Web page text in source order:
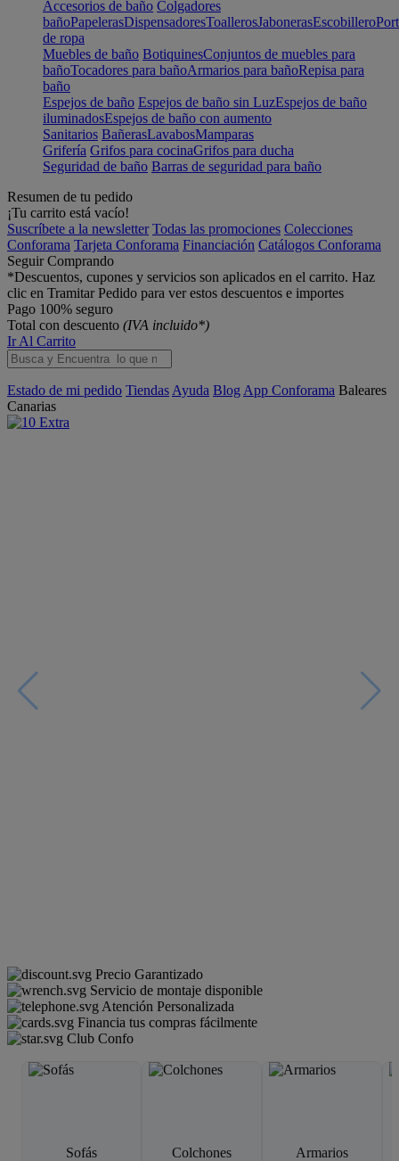
Accesorios de baño Colgadores
bañoPapelerasDispensadoresToallerosJabonerasEscobillero
de ropa
Muebles de baño BotiquinesConjuntos de muebles para
bañoTocadores para bañoArmarios para bañoRepisa para
baño
Espejos de baño Espejos de baño sin LuzEspejos de baño
iluminadosEspejos de baño con aumento
Sanitarios BañerasLavabosMamparas
Grifería Grifos para cocinaGrifos para ducha
Seguridad de baño Barras de seguridad para baño
Resumen de tu pedido
¡Tu carrito está vacío!
Suscríbete a la newsletter Todas las promociones Colecciones
Conforama Tarjeta Conforama Financiación Catálogos Conforama
Seguir Comprando
*Descuentos, cupones y servicios son aplicados en el carrito. Haz
clic en Tramitar Pedido para ver estos descuentos e importes
Pago 100% seguro
Total con descuento (IVA incluido*)
Ir Al Carrito
Estado de mi pedido Tiendas Ayuda Blog App Conforama Baleares
Canarias
Precio Garantizado
Servicio de montaje disponible
Atención Personalizada
Financia tus compras fácilmente
Club Confo
Sofás Colchones Armarios